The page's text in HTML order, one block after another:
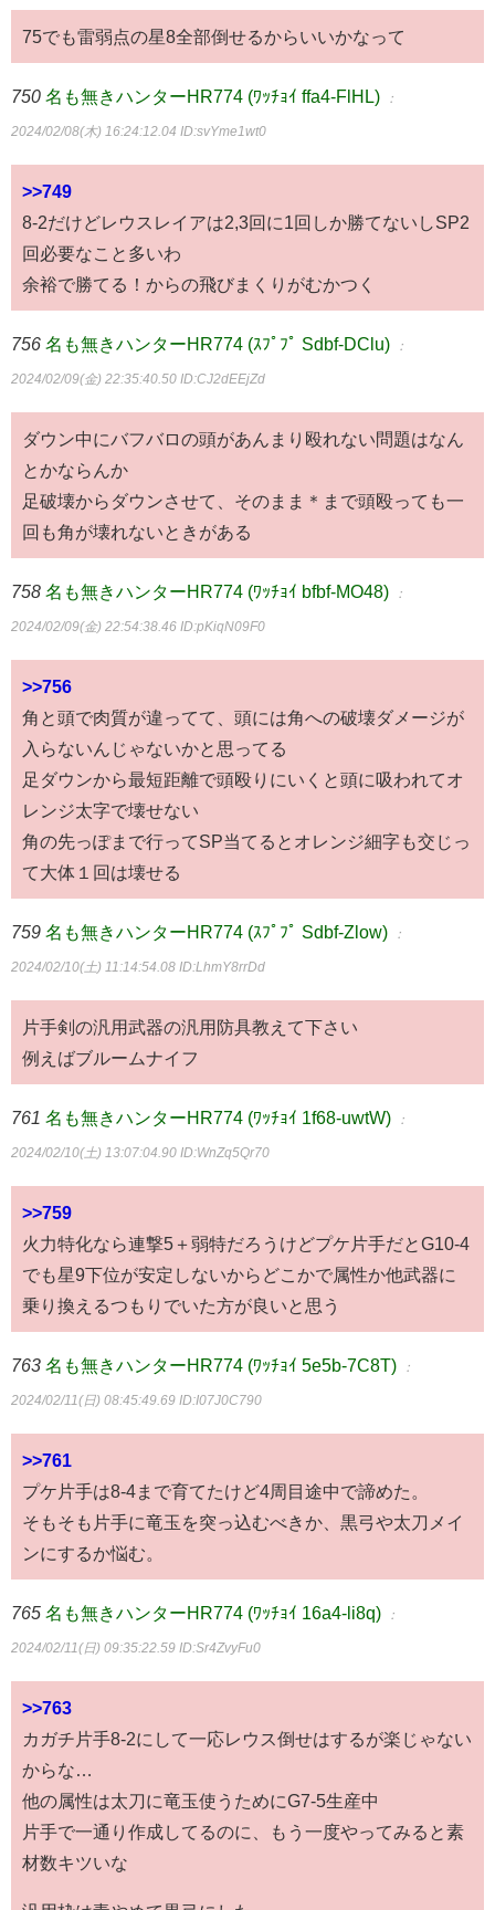
75でも雷弱点の星8全部倒せるからいいかなって
750 名も無きハンターHR774 (ﾜｯﾁｮｲ ffa4-FlHL) ：
2024/02/08(木) 16:24:12.04 ID:svYme1wt0
>>749
8-2だけどレウスレイアは2,3回に1回しか勝てないしSP2
回必要なこと多いわ
余裕で勝てる！からの飛びまくりがむかつく
756 名も無きハンターHR774 (ｽﾌﾟﾌﾟ Sdbf-DClu) ：
2024/02/09(金) 22:35:40.50 ID:CJ2dEEjZd
ダウン中にバフバロの頭があんまり殴れない問題はなん
とかならんか
足破壊からダウンさせて、そのまま＊まで頭殴っても一
回も角が壊れないときがある
758 名も無きハンターHR774 (ﾜｯﾁｮｲ bfbf-MO48) ：
2024/02/09(金) 22:54:38.46 ID:pKiqN09F0
>>756
角と頭で肉質が違ってて、頭には角への破壊ダメージが
入らないんじゃないかと思ってる
足ダウンから最短距離で頭殴りにいくと頭に吸われてオ
レンジ太字で壊せない
角の先っぽまで行ってSP当てるとオレンジ細字も交じっ
て大体１回は壊せる
759 名も無きハンターHR774 (ｽﾌﾟﾌﾟ Sdbf-Zlow) ：
2024/02/10(土) 11:14:54.08 ID:LhmY8rrDd
片手剣の汎用武器の汎用防具教えて下さい
例えばブルームナイフ
761 名も無きハンターHR774 (ﾜｯﾁｮｲ 1f68-uwtW) ：
2024/02/10(土) 13:07:04.90 ID:WnZq5Qr70
>>759
火力特化なら連撃5＋弱特だろうけどプケ片手だとG10-4
でも星9下位が安定しないからどこかで属性か他武器に
乗り換えるつもりでいた方が良いと思う
763 名も無きハンターHR774 (ﾜｯﾁｮｲ 5e5b-7C8T) ：
2024/02/11(日) 08:45:49.69 ID:I07J0C790
>>761
プケ片手は8-4まで育てたけど4周目途中で諦めた。
そもそも片手に竜玉を突っ込むべきか、黒弓や太刀メイ
ンにするか悩む。
765 名も無きハンターHR774 (ﾜｯﾁｮｲ 16a4-li8q) ：
2024/02/11(日) 09:35:22.59 ID:Sr4ZvyFu0
>>763
カガチ片手8-2にして一応レウス倒せはするが楽じゃない
からな…
他の属性は太刀に竜玉使うためにG7-5生産中
片手で一通り作成してるのに、もう一度やってみると素
材数キツいな